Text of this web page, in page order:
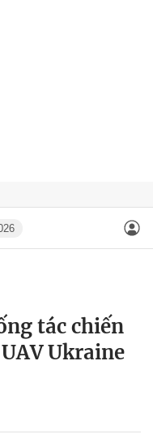
tác chiến
Ukraine